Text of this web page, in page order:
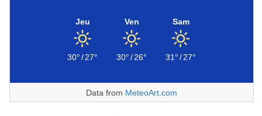
Jeu
30°/27°
Ven
30°/26°
Sam
31°/27°
Data from MeteoArt.com